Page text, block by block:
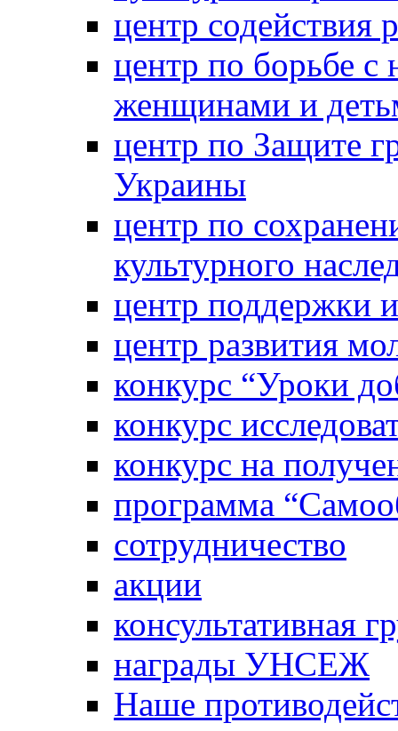
центр содействия
центр по борьбе с
женщинами и
центр по Защите
Украины
центр по
культурного
центр поддержки
центр развития
конкурс “Уроки
конкурс
конкурс на
программа
сотрудничество
акции
консультативная
награды УНСЕЖ
Наше